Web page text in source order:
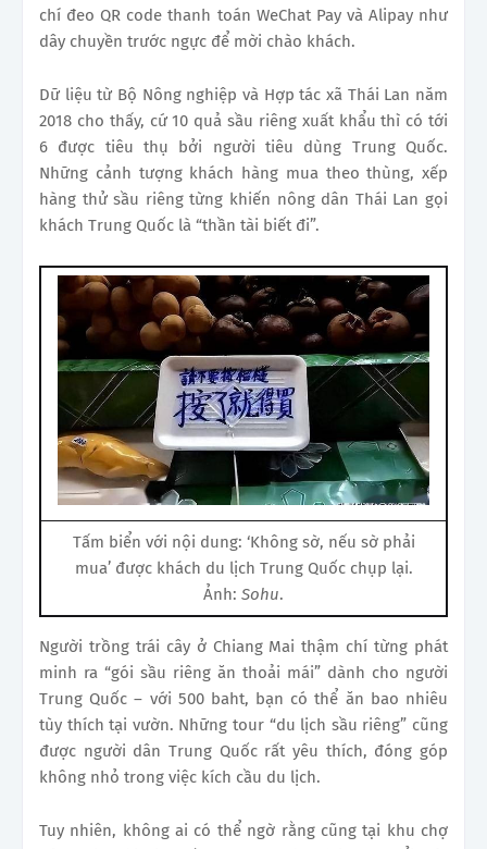
chí đeo QR code thanh toán WeChat Pay và Alipay như
dây chuyền trước ngực để mời chào khách.
Dữ liệu từ Bộ Nông nghiệp và Hợp tác xã Thái Lan năm
2018 cho thấy, cứ 10 quả sầu riêng xuất khẩu thì có tới
6 được tiêu thụ bởi người tiêu dùng Trung Quốc.
Những cảnh tượng khách hàng mua theo thùng, xếp
hàng thử sầu riêng từng khiến nông dân Thái Lan gọi
khách Trung Quốc là “thần tài biết đi”.
Tấm biển với nội dung: ‘Không sờ, nếu sờ phải
mua’ được khách du lịch Trung Quốc chụp lại.
Ảnh: Sohu.
Người trồng trái cây ở Chiang Mai thậm chí từng phát
minh ra “gói sầu riêng ăn thoải mái” dành cho người
Trung Quốc – với 500 baht, bạn có thể ăn bao nhiêu
tùy thích tại vườn. Những tour “du lịch sầu riêng” cũng
được người dân Trung Quốc rất yêu thích, đóng góp
không nhỏ trong việc kích cầu du lịch.
Tuy nhiên, không ai có thể ngờ rằng cũng tại khu chợ